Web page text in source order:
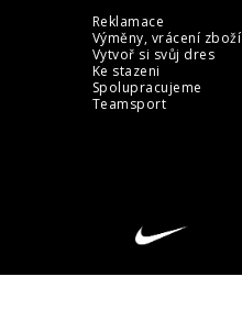
Reklamace
Výměny, vrácení zboží
Vytvoř si svůj dres
Ke stazeni
Spolupracujeme
Teamsport